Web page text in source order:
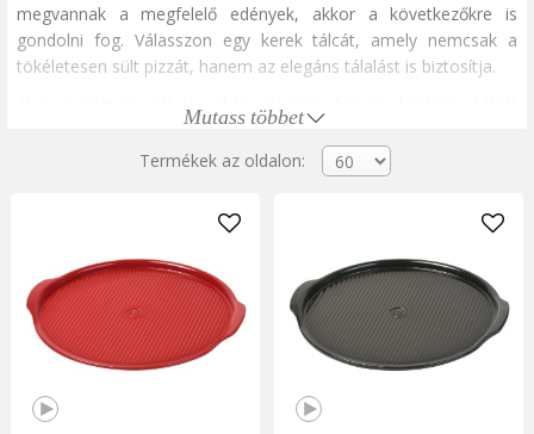
megvannak a megfelelő edények, akkor a következőkre is
gondolni fog. Válasszon egy kerek tálcát, amely nemcsak a
tökéletesen sült pizzát, hanem az elegáns tálalást is biztosítja.
választunk, egy tökéletesen sült héjat kapunk, amely még sokáig
melegen tartja magát, miután kivette a sütőből. Természetesen
az ételek rusztikus tálalásával is lenyűgözhetsz, ha a tepsiről
átteszed a pizzát egy hagyományos, füllel ellátott fatálra.
A legfinomabb pizzák a házi tésztából gyúrt és szabálytalan
formájúak, amelyek egy autentikus nápolyi pizzára
emlékeztetnek. Találja meg a tökéletes receptet egy bolyhos
vagy ropogós felsőhöz, ahogy tetszik, és akkor mindig különféle
sós, de édes feltéteket is fel kell fedeznie.
Mutass többet
Termékek az oldalon: